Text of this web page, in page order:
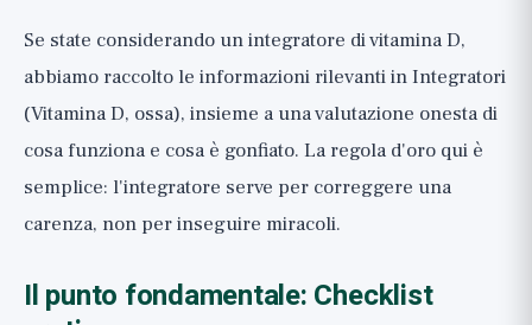
Se state considerando un integratore di vitamina D,
abbiamo raccolto le informazioni rilevanti inIntegratori
(Vitamina D, ossa), insieme a una valutazione onesta di
cosa funziona e cosa è gonfiato. La regola d'oro qui è
semplice: l'integratore serve per correggere una
carenza, non per inseguire miracoli.
Il punto fondamentale: Checklist